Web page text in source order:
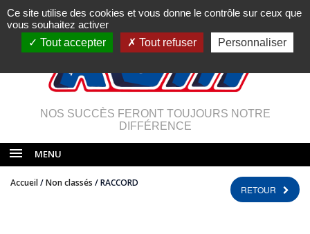
NOS SUCCÈS FERONT TOUJOURS NOTRE
DIFFÉRENCE
MENU
Accueil/Non classés / RACCORD
RETOUR
Ce site utilise des cookies et vous donne le contrôle sur ceux que
vous souhaitez activer
Tout accepter
Tout refuser Personnaliser